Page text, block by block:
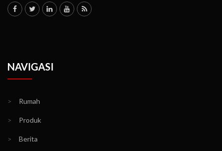
NAVIGASI
> Rumah
> Produk
> Berita